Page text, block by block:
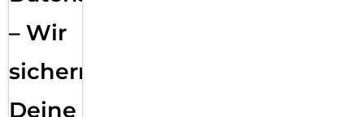
– Wir
sichern
Deine